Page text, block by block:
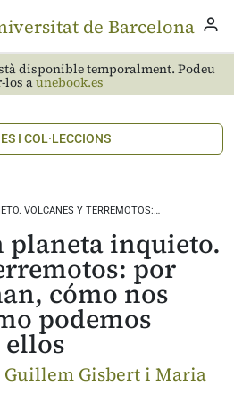
disponible temporalment. Podeu
los aunebook.es
I COL·LECCIONS
VOLCANES Y TERREMOTOS:…
planeta inquieto.
por
cómo nos
podemos
Gisbert i Maria